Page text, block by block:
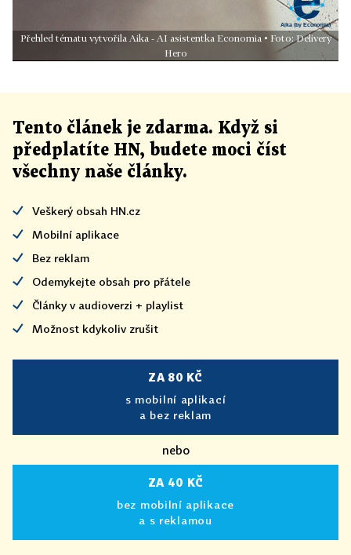
Přehled tématu vytvořila Aika - AI asistentka Economia • Foto: Delivery
Hero
Tento článek je zdarma. Když si
předplatíte HN, budete moci číst
všechny naše články.
Veškerý obsah HN.cz
Mobilní aplikace
Bez reklam
Odemykejte obsah pro přátele
Články v audioverzi + playlist
Možnost kdykoliv zrušit
ZA 80 KČ
s mobilní aplikací
a bez reklam
nebo
ZA 40 KČ
bez mobilní aplikace
a s reklamou